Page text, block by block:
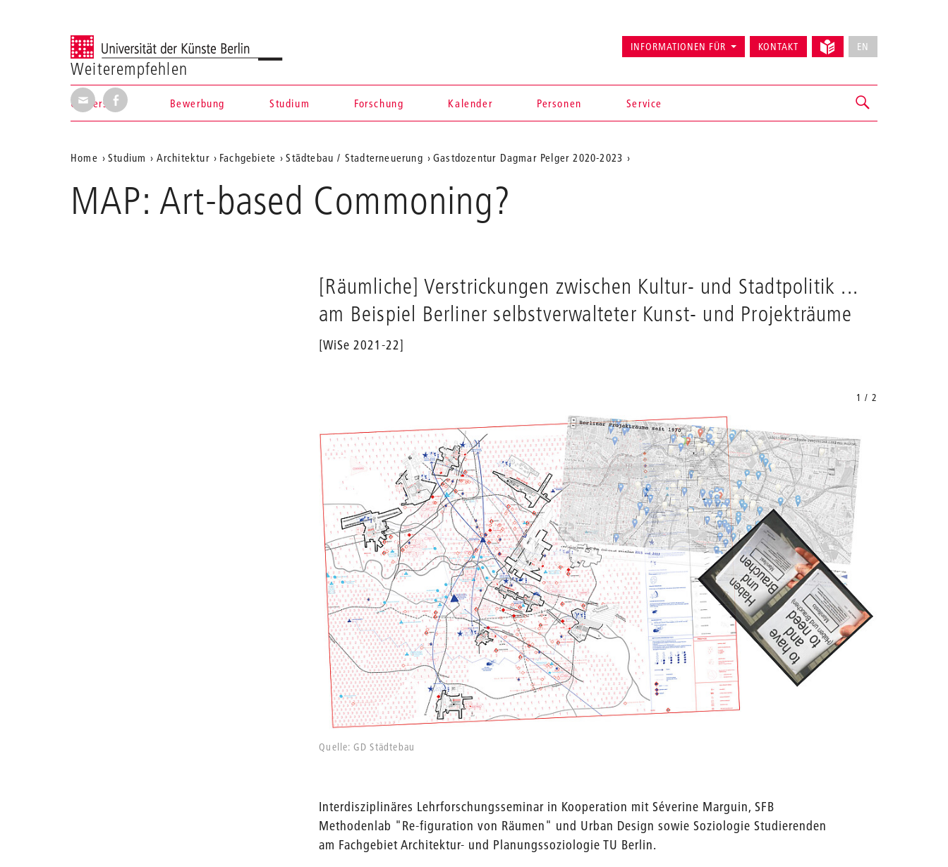
Universität der Künste Berlin
Navigation &
Suche
Universität Bewerbung Studium Forschung Kalender Personen Service
INFORMATIONEN FÜR KONTAKT EN
Aktuelle
Position
auf
Home Studium Architektur Fachgebiete Städtebau / Stadterneuerung Gastdozentur Dagmar Pelger 2020-2023
MAP: Art-based Commoning?
Weiterempfehlen
Seite per E-Mail weiterempfehlen
Seite auf Facebook weiterempfehlen
[Räumliche] Verstrickungen zwischen Kultur- und Stadtpolitik ...
am Beispiel Berliner selbstverwalteter Kunst- und Projekträume
[WiSe 2021-22]
Quelle: GD Städtebau
1 / 2
Interdisziplinäres Lehrforschungsseminar in Kooperation mit Séverine Marguin, SFB
Methodenlab "Re-figuration von Räumen" und Urban Design sowie Soziologie Studierenden
am Fachgebiet Architektur- und Planungssoziologie TU Berlin.